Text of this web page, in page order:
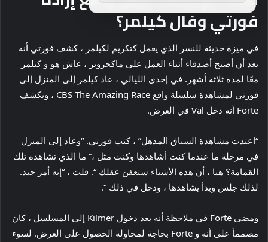
فورتي وفال كيلمر؟
في ميزة حديثة للنسر الذي يعمل كتكريم لكيلمر ، كشف فورتي أنه
بعد أن أصبح أصدقاء أثناء العمل على ماكجروبر ، عاش هو و كيلمر
معًا لمدة ثلاثة أشهر. في إحدى الليالي ، عاد كيلمر إلى المنزل إلى
فورتي لمشاهدة سلسلة واقع CBS The Amazing Race ، ويكشف
Forte أنه دخل Val في العرض.
“اعتدت مشاهدة السباق المذهل” ، كتب فورتي. “وعاد إلى المنزل
في مرحلة ما عندما كنت أشاهدها وكنت مثل ،” ما الذي تشاهده تلك
القمامة؟ هيا ، أن هذه الأشياء ستعفن عقلك “. قلت ، “إنه أمر جيد.
لذلك جلس وبدأ يشاهدها ، ودخل في ذلك “.
ومضى Forte في ملاحظة أنه بعد دخول Kilmer إلى المسلسل ، كان
مصمماً على أنه و Forte بحاجة لمحاولة الحصول على العرض. لسوء